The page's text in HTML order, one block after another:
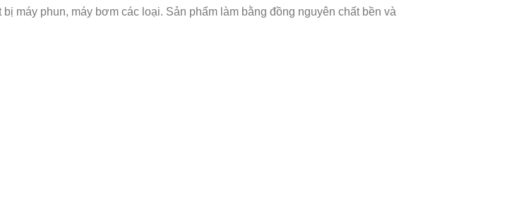
máy phun, máy bơm các loại. Sản phẩm làm bằng đồng nguyên chất bền và